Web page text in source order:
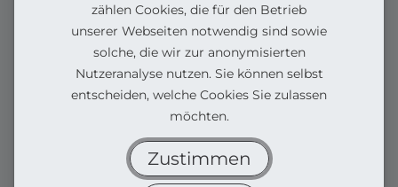
unserer gemeinsamen Schulung vonAuto
Mattern und ProElectrify! Diese Veranstaltung
gibt euch spannende Einblicke in die neuesten
Entwicklungen rund um Elektromobilität und
Ladeinfrastruktur.
10.04.2025
zählen Cookies, die für den Betrieb
unserer Webseiten notwendig sind sowie
solche, die wir zur anonymisierten
Nutzeranalyse nutzen. Sie können selbst
entscheiden, welche Cookies Sie zulassen
möchten.
Zustimmen